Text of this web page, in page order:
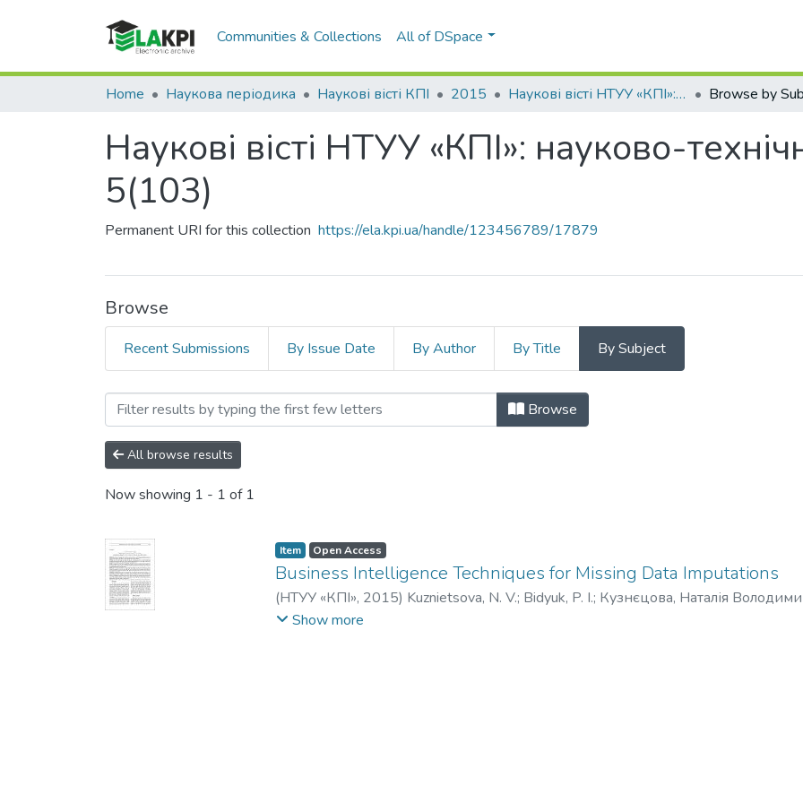
Communities & Collections All of DSpace
Home Наукова періодика Наукові вісті КПІ 2015 Наукові вісті НТУУ «КПІ»: науково-технічний журнал, № 5(103) Browse by
Наукові вісті НТУУ «КПІ»: науково-
5(103)
Permanent URI for this collection https://ela.kpi.ua/handle/123456789/17879
Browse
Recent Submissions By Issue Date By Author By Title By Subject
Browsing Наукові вісті НТУУ «КПІ»: науково-технічний
Browse
All browse results
Now showing 1 - 1 of 1
Item Open Access
Business Intelligence Techniques for Missing Data Imputations
(НТУУ «КПІ», 2015) Kuznietsova, N. V.; Bidyuk, P. I.; Кузнєцова, Наталія
Кузнецова, Н. В.
Show more